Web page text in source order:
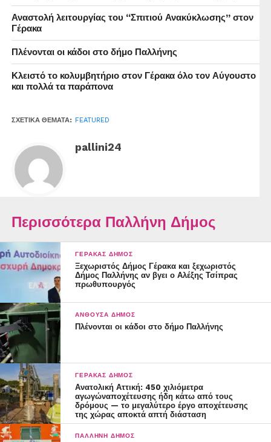
Αναστολή λειτουργίας του “Σπιτιού Ανακύκλωσης” στον
Γέρακα
Πλένονται οι κάδοι στο δήμο Παλλήνης
Κλειστό το κολυμβητήριο στον Γέρακα όλο τον Αύγουστο
και πολλά τα παράπονα
ΣΧΕΤΙΚΆ ΘΈΜΑΤΑ: FEATURED
pallini24
Περισσότερα Παλλήνη Δήμος
ΓΈΡΑΚΑΣ ΔΉΜΟΣ
Ξεχωριστός Δήμος Γέρακα και ξεχωριστός
Δήμος Παλλήνης αν βγει ο Αλέξης Τσίπρας
πρωθυπουργός
ΑΝΘΟΎΣΑ ΔΉΜΟΣ
Πλένονται οι κάδοι στο δήμο Παλλήνης
ΓΈΡΑΚΑΣ ΔΉΜΟΣ
Ανατολική Αττική: 450 χιλιόμετρα
αγωγώναποχέτευσης ήδη κάτω από τους
δρόμους — το μεγαλύτερο έργο αποχέτευσης
της χώρας αποκτά απτή διάσταση
ΠΑΛΛΉΝΗ ΔΉΜΟΣ